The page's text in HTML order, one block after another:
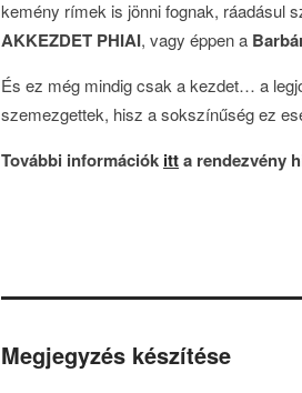
kemény rímek is jönni fognak, ráadásul
AKKEZDET PHIAI, vagy éppen a
És ez még mindig csak a kezdet… a
szemezgettek, hisz a sokszínűség ez
További információk itta rendezvény
Megjegyzés készítése